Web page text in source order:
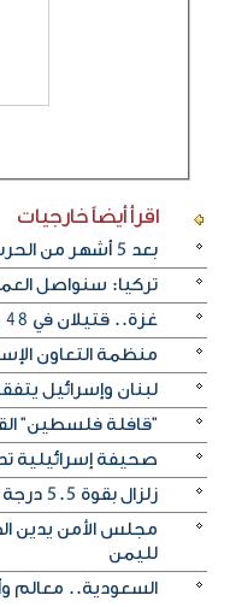
اقرأ أيضاًخارجيات
بعد 5 أشهر من الحرب.. بوادر اتفاق "وشيك" لفتح مضيق هرمز
تركيا: سنواصل
غزة.. قتيلان في 48 ساعة يرفعان حصيلة ضحايا الإبادة إلى 73 ألفا و384
منظمة التعاون
لبنان وإسرائيل
"قافلة فلسطين"
صحيفة إسرائيلية
زلزال بقوة 5.5 درجة يضرب ألاسكا الأمريكية
مجلس الأمن يدين
لليمن
السعودية.. معالم